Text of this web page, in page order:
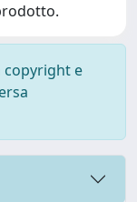
copyright e